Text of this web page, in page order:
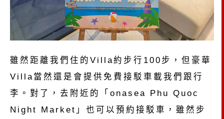
雖然距離我們住的Villa約步行100步，但豪華
Villa當然還是會提供免費接駁車載我們跟行
李。對了，去附近的「onasea Phu Quoc
Night Market」也可以預約接駁車，雖然步